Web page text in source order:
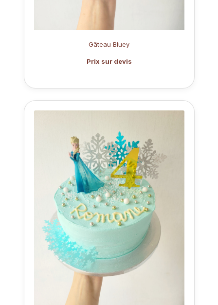
Gâteau Bluey
Prix sur devis